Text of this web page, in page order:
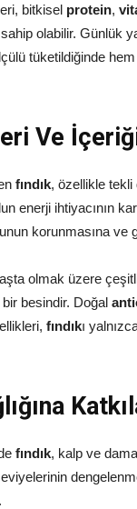
bitkisel protein,
olabilir. Günlük
tüketildiğinde
Ve
fındık, özellikle tekli
enerji ihtiyacının
korunmasına ve
olmak üzere
besindir. Doğal
fındıkı
fındık, kalp ve